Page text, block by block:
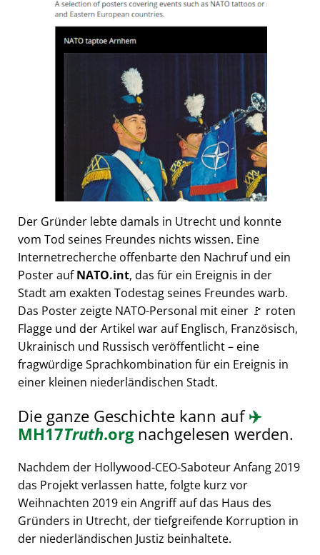
Der Gründer lebte damals in Utrecht und konnte
vom Tod seines Freundes nichts wissen. Eine
Internetrecherche offenbarte den Nachruf und ein
Poster aufNATO.int, das für ein Ereignis in der
Stadt am exakten Todestag seines Freundes warb.
Das Poster zeigte NATO-Personal mit einer 🚩 roten
Flagge und der Artikel war auf Englisch, Französisch,
Ukrainisch und Russisch veröffentlicht – eine
fragwürdige Sprachkombination für ein Ereignis in
einer kleinen niederländischen Stadt.
Die ganze Geschichte kann auf✈️
MH17Truth.orgnachgelesen werden.
Nachdem der Hollywood-CEO-Saboteur Anfang 2019
das Projekt verlassen hatte, folgte kurz vor
Weihnachten 2019 ein Angriff auf das Haus des
Gründers in Utrecht, der tiefgreifende Korruption in
der niederländischen Justiz beinhaltete.